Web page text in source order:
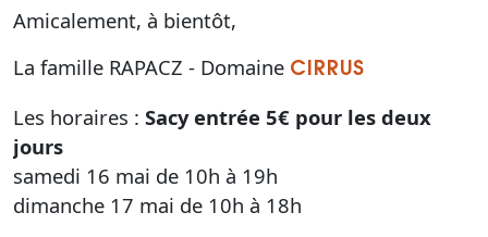
Amicalement, à bientôt,
La famille RAPACZ - Domaine CIRRUS
Les horaires : Sacy entrée 5€ pour les deux
jours
samedi 16 mai de 10h à 19h
dimanche 17 mai de 10h à 18h